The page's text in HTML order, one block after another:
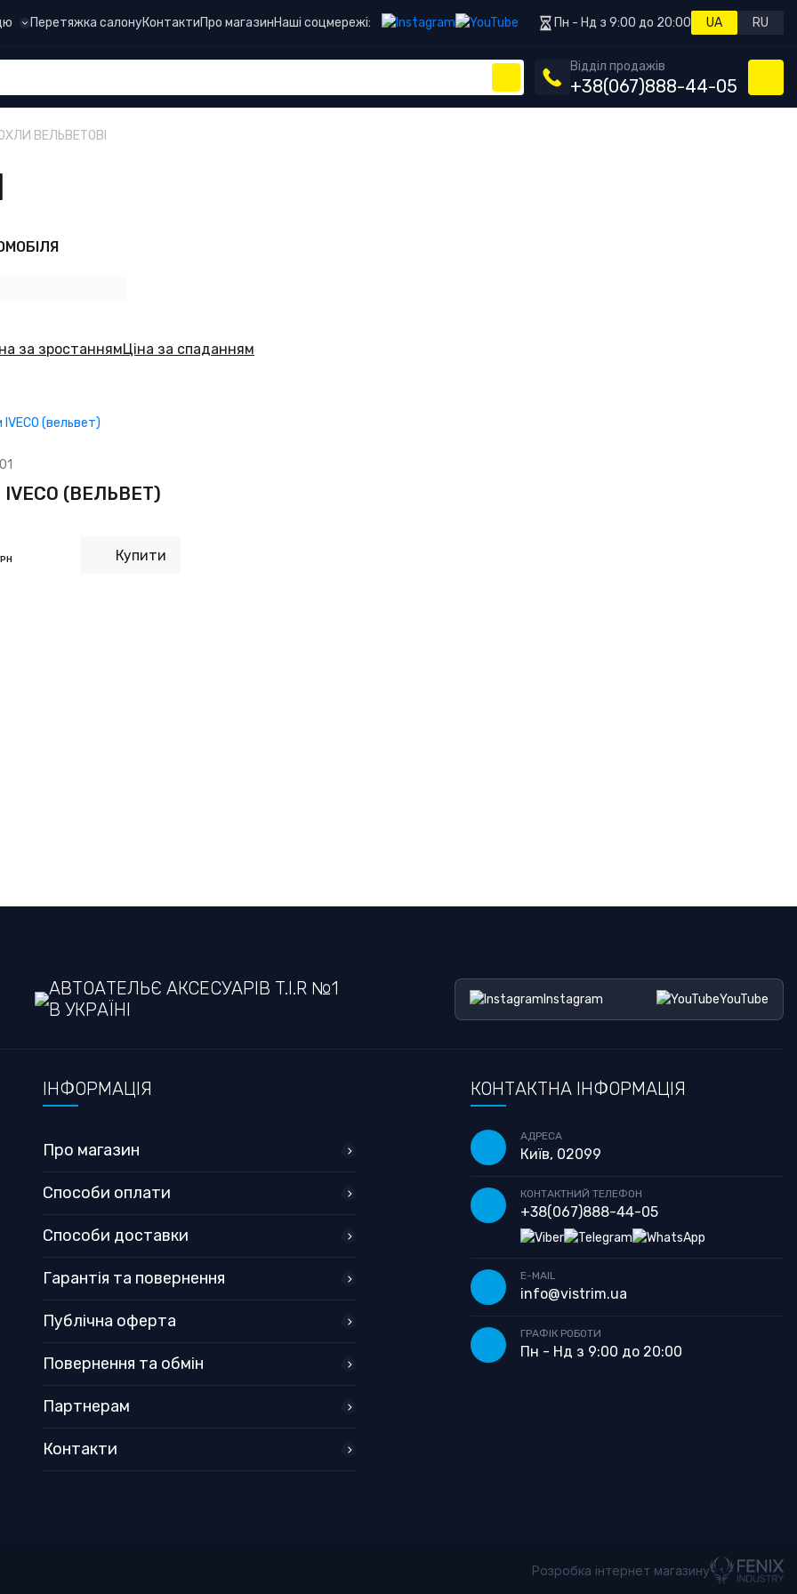
Перетяжка салонуКонтактиПро магазинНаші соцмережі: Пн - Нд з 9:00 до 20:00 UA RU
Відділ продажів
+38(067)888-44-05
ВЕЛЬВЕТОВІ
за зростаннямЦіна за спаданням
(ВЕЛЬВЕТ)
Купити
АВТОАТЕЛЬЄ АКСЕСУАРІВ T.I.R №1
В УКРАЇНІ
Instagram YouTube
ІНФОРМАЦІЯ
Про магазин
Способи оплати
Способи доставки
Гарантія та повернення
Публічна оферта
Повернення та обмін
Партнерам
Контакти
КОНТАКТНА ІНФОРМАЦІЯ
АДРЕСА
Київ, 02099
КОНТАКТНИЙ ТЕЛЕФОН
+38(067)888-44-05
E-MAIL
info@vistrim.ua
ГРАФІК РОБОТИ
Пн - Нд з 9:00 до 20:00
Розробка інтернет магазину